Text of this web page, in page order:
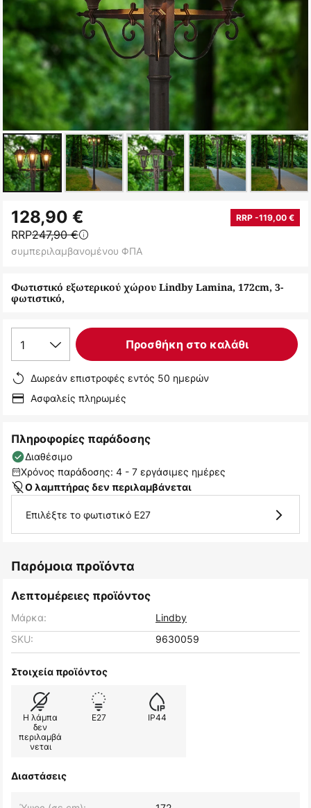
στην
αρχή
της
εικόνων
Φωτιστικό εξωτερικού χώρου Lindby Lamina, 172cm, 3-
φωτιστικό,
128,90 € RRP -119,00 €
RRP247,90 €
συμπεριλαμβανομένου ΦΠΑ
1 Προσθήκη στο καλάθι
Δωρεάν επιστροφές εντός 50 ημερών
Ασφαλείς πληρωμές
Πληροφορίες παράδοσης
Διαθέσιμο
Χρόνος παράδοσης: 4 - 7 εργάσιμες ημέρες
Ο λαμπτήρας δεν περιλαμβάνεται
Επιλέξτε το φωτιστικό E27
Παρόμοια προϊόντα
Λεπτομέρειες προϊόντος
Μάρκα:
Lindby
SKU:
9630059
Στοιχεία προϊόντος
Η λάμπα
δεν
περιλαμβά
νεται
E27 IP44
Διαστάσεις